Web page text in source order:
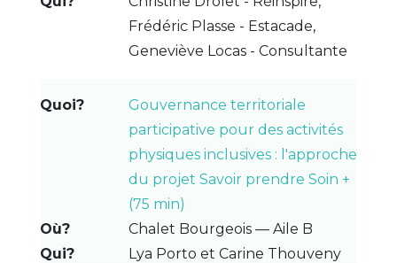
Frédéric Plasse - Estacade,
Geneviève Locas - Consultante
Gouvernance territoriale
participative pour des activités
physiques inclusives : l'approche
du projet Savoir prendre Soin +
(75 min)
Chalet Bourgeois — Aile B
Lya Porto et Carine Thouveny